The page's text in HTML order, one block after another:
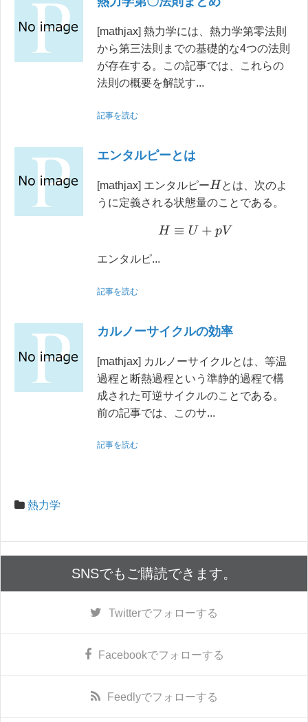
[mathjax] 熱力学には、熱力学第零法則
から第三法則までの基礎的な4つの法則
が存在する。この記事では、これらの
法則の概要を解説す...
記事を読む
エンタルピーとは
[mathjax] エンタルピーH とは、次のよ
うに定義される状態量のことである。
H≡ U+pV
エンタルピ...
記事を読む
カルノーサイクルの効率
[mathjax] カルノーサイクルとは、等温
過程と断熱過程という準静的過程で構
成された可逆サイクルのことである。
前の記事では、このサ...
記事を読む
熱力学
SNSでもご購読できます。
Twitterでフォローする
Facebookでフォローする
Feedlyでフォローする